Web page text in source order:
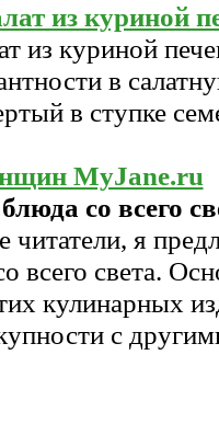
из куриной
из куриной
в
в ступке
MyJane.ru
со всего
читатели, я
всего света.
кулинарных
с